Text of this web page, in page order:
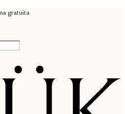
gratuita